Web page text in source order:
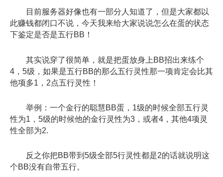
目前服务器好像也有一部分人知道了，但是大家都以
此赚钱都闭口不说，今天我来给大家说说怎么在蛋的状态
下鉴定是否是五行BB！
其实说穿了很简单，就是把蛋放身上BB招出来练个
4，5级，如果是五行BB的那么五行灵性那一项肯定会比其
他项多1，2点五行灵性！
举例：一个金行的聪慧BB蛋，1级的时候全部五行灵
性为1，5级的时候他的金行灵性为3，或者4，其他4项灵
性全部为2.
反之你把BB带到5级全部5行灵性都是2的话就说明这
个BB没有自带五行。